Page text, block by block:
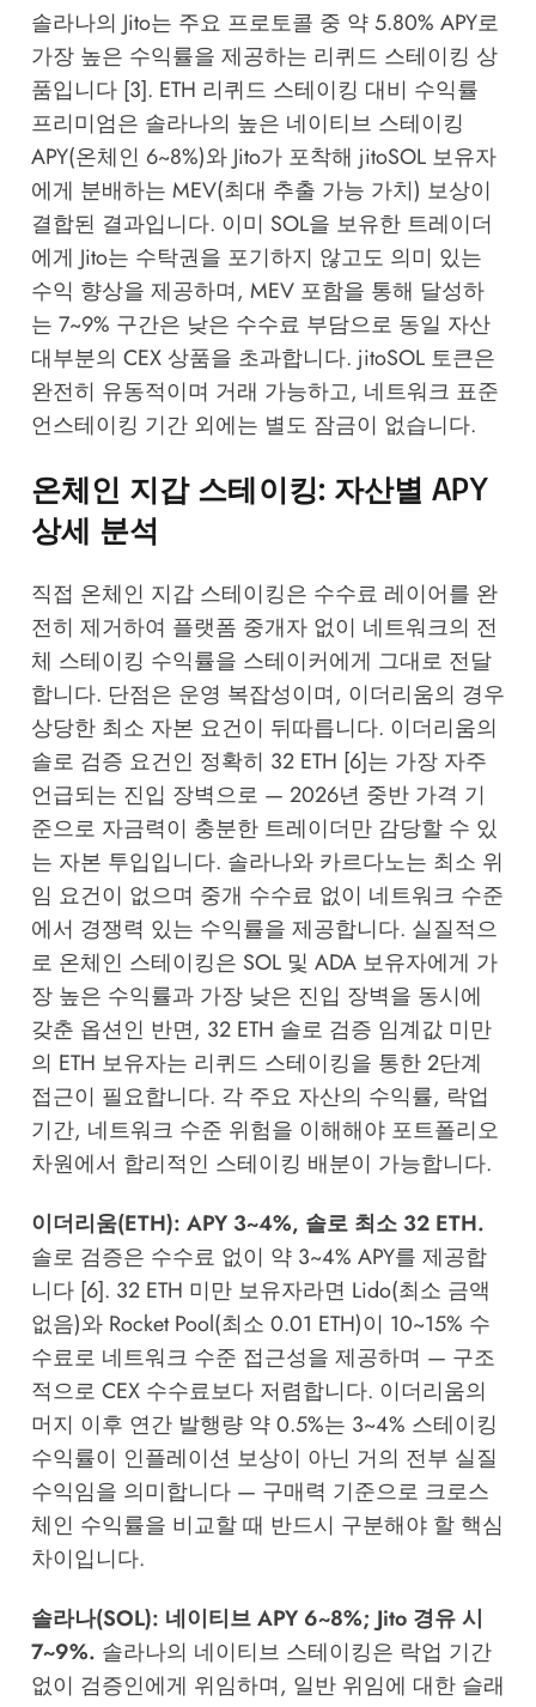
솔라나의 Jito는 주요 프로토콜 중 약 5.80% APY로
가장 높은 수익률을 제공하는 리퀴드 스테이킹 상
품입니다 [3]. ETH 리퀴드 스테이킹 대비 수익률
프리미엄은 솔라나의 높은 네이티브 스테이킹
APY(온체인 6~8%)와 Jito가 포착해 jitoSOL 보유자
에게 분배하는 MEV(최대 추출 가능 가치) 보상이
결합된 결과입니다. 이미 SOL을 보유한 트레이더
에게 Jito는 수탁권을 포기하지 않고도 의미 있는
수익 향상을 제공하며, MEV 포함을 통해 달성하
는 7~9% 구간은 낮은 수수료 부담으로 동일 자산
대부분의 CEX 상품을 초과합니다. jitoSOL 토큰은
완전히 유동적이며 거래 가능하고, 네트워크 표준
언스테이킹 기간 외에는 별도 잠금이 없습니다.
온체인 지갑 스테이킹: 자산별 APY
상세 분석
직접 온체인 지갑 스테이킹은 수수료 레이어를 완
전히 제거하여 플랫폼 중개자 없이 네트워크의 전
체 스테이킹 수익률을 스테이커에게 그대로 전달
합니다. 단점은 운영 복잡성이며, 이더리움의 경우
상당한 최소 자본 요건이 뒤따릅니다. 이더리움의
솔로 검증 요건인 정확히 32 ETH [6]는 가장 자주
언급되는 진입 장벽으로 — 2026년 중반 가격 기
준으로 자금력이 충분한 트레이더만 감당할 수 있
는 자본 투입입니다. 솔라나와 카르다노는 최소 위
임 요건이 없으며 중개 수수료 없이 네트워크 수준
에서 경쟁력 있는 수익률을 제공합니다. 실질적으
로 온체인 스테이킹은 SOL 및 ADA 보유자에게 가
장 높은 수익률과 가장 낮은 진입 장벽을 동시에
갖춘 옵션인 반면, 32 ETH 솔로 검증 임계값 미만
의 ETH 보유자는 리퀴드 스테이킹을 통한 2단계
접근이 필요합니다. 각 주요 자산의 수익률, 락업
기간, 네트워크 수준 위험을 이해해야 포트폴리오
차원에서 합리적인 스테이킹 배분이 가능합니다.
이더리움(ETH): APY 3~4%, 솔로 최소 32 ETH.
솔로 검증은 수수료 없이 약 3~4% APY를 제공합
니다 [6]. 32 ETH 미만 보유자라면 Lido(최소 금액
없음)와 Rocket Pool(최소 0.01 ETH)이 10~15% 수
수료로 네트워크 수준 접근성을 제공하며 — 구조
적으로 CEX 수수료보다 저렴합니다. 이더리움의
머지 이후 연간 발행량 약 0.5%는 3~4% 스테이킹
수익률이 인플레이션 보상이 아닌 거의 전부 실질
수익임을 의미합니다 — 구매력 기준으로 크로스
체인 수익률을 비교할 때 반드시 구분해야 할 핵심
차이입니다.
솔라나(SOL): 네이티브 APY 6~8%; Jito 경유 시
7~9%. 솔라나의 네이티브 스테이킹은 락업 기간
없이 검증인에게 위임하며, 일반 위임에 대한 슬래